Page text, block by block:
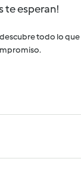
te esperan!
todo lo que